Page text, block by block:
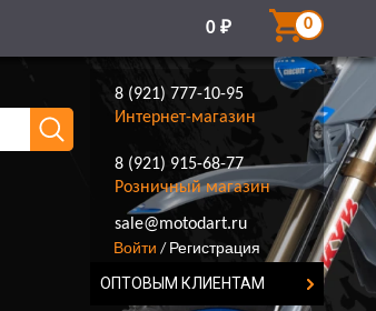
0 ₽ 0
8 (921) 777-10-95
Интернет-магазин
8 (921) 915-68-77
Розничный магазин
8 (921) 777-10-95
sale@motodart.ru
Войти / Регистрация
ОПТОВЫМ КЛИЕНТАМ